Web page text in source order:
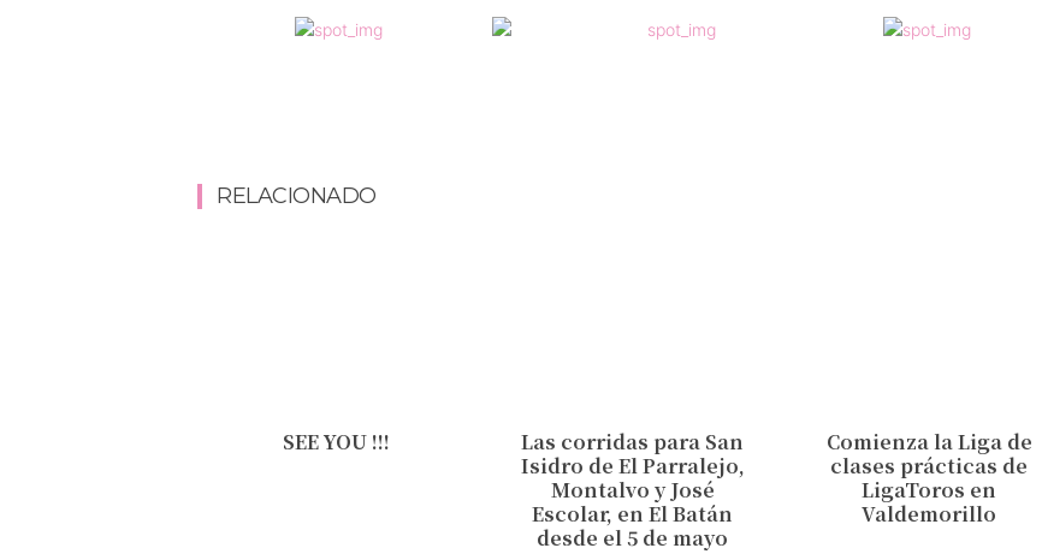
RELACIONADO
SEE YOU !!!
Las corridas para San
Isidro de El Parralejo,
Montalvo y José
Escolar, en El Batán
desde el 5 de mayo
Comienza la Liga de
clases prácticas de
LigaToros en
Valdemorillo